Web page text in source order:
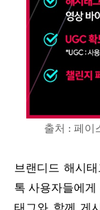
출처 : 페이
브랜디드 해시태
톡 사용자들에게
태그와 함께 게